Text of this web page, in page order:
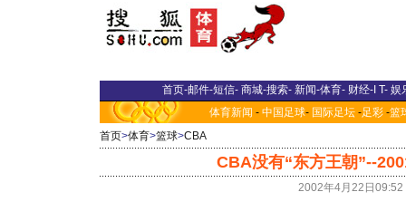
首页-邮件-短信- 商城-搜索- 新闻-体育- 财经-I T- 娱
体育新闻 - 中国足球- 国际足坛 -足彩 -篮
首页>体育>篮球>CBA
CBA没有“东方王朝”--
2002年4月22日